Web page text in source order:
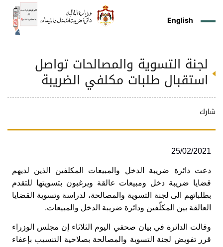
English
لجنة التسوية والمصالحات تواصل
استقبال طلبات مكلفي الضريبة‏
شارك
25/02/2021
دعت دائرة ضريبة الدخل والمبيعات المكلفين الذين لديهم
قضايا ضريبة دخل ومبيعات‏ عالقة ويرغبون بتسويتها للتقدم
‏بطلباتهم الى لجنة ‏التسوية والمصالحة، لدراسة وتسوية القضايا
العالقة بين المكلّفين ودائرة ضريبة الدخل والمبيعات.‏
وقالت الدائرة في بيان صحفي اليوم الثلاثاء إن مجلس الوزراء
قرر تفويض لجنة التسوية والمصالحة بصلاحية التنسيب بإعفاء